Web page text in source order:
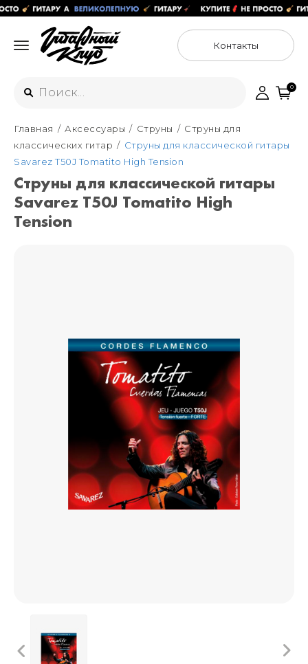
Контакты
Интернет-магазин
+7 (925) 125-54-44
Москва
+7 (925) 176-55-65
ул. Большая Новодмитровская 36с15,
Санкт-Петербург
0
Главная Аксессуары Струны
Струны для
классических гитар
Струны для классической гитары
Savarez T50J Tomatito High Tension
Струны для классической гитары
Savarez T50J Tomatito High
Tension